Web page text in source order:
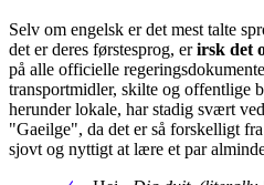
Selv om engelsk er det mest talte
det er deres førstesprog, erirsk det
på alle officielle
transportmidler, skilte og offentlige
herunder lokale, har stadig svært
"Gaeilge", da det er så forskelligt
sjovt og nyttigt at lære et par